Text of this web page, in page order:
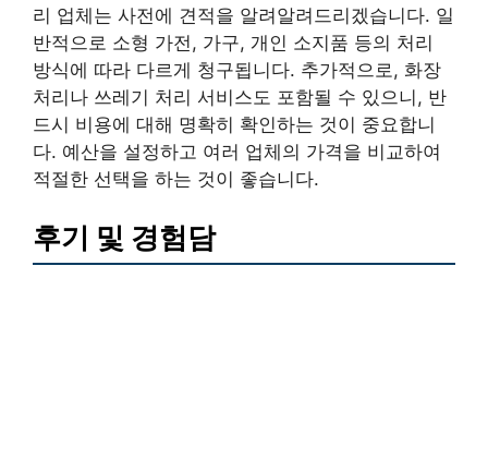
리 업체는 사전에 견적을 알려알려드리겠습니다. 일
반적으로 소형 가전, 가구, 개인 소지품 등의 처리
방식에 따라 다르게 청구됩니다. 추가적으로, 화장
처리나 쓰레기 처리 서비스도 포함될 수 있으니, 반
드시 비용에 대해 명확히 확인하는 것이 중요합니
다. 예산을 설정하고 여러 업체의 가격을 비교하여
적절한 선택을 하는 것이 좋습니다.
후기 및 경험담